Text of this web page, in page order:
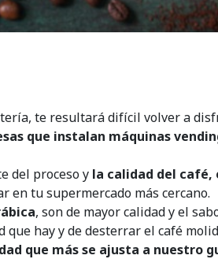
te resultará difícil volver a
que instalan máquinas
del proceso y la calidad del café,
en tu supermercado más cercano.
, son de mayor calidad y el
hay y de desterrar el café
que más se ajusta a nuestro